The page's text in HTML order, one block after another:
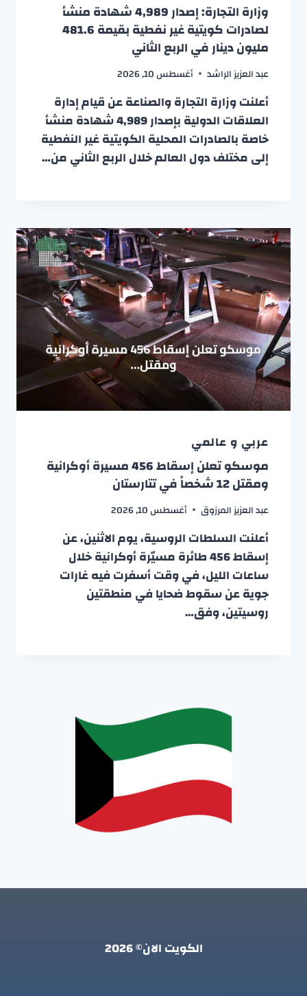
وزارة التجارة: إصدار 4,989 شهادة منشأ
لصادرات كويتية غير نفطية بقيمة 481.6
مليون دينار في الربع الثاني
عبد العزيز الراشد أغسطس 10, 2026
أعلنت وزارة التجارة والصناعة عن قيام إدارة
العلاقات الدولية بإصدار 4,989 شهادة منشأ
خاصة بالصادرات المحلية الكويتية غير النفطية
إلى مختلف دول العالم خلال الربع الثاني من…
عربي و عالمي
موسكو تعلن إسقاط 456 مسيرة أوكرانية
ومقتل 12 شخصاً في تتارستان
عبد العزيز المرزوق أغسطس 10, 2026
أعلنت السلطات الروسية، يوم الاثنين، عن
إسقاط 456 طائرة مسيّرة أوكرانية خلال
ساعات الليل، في وقت أسفرت فيه غارات
جوية عن سقوط ضحايا في منطقتين
روسيتين، وفق…
الكويت الان© 2026